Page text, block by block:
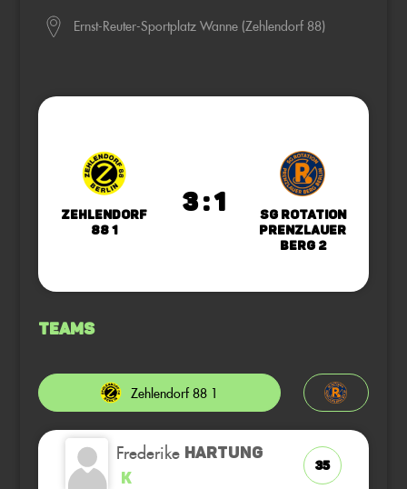
Ernst-Reuter-Sportplatz Wanne (Zehlendorf 88)
Zehlendorf
88 1
3 : 1
SG Rotation
Prenzlauer
Berg 2
Teams
Zehlendorf 88 1
Frederike HARTUNG
K
35